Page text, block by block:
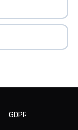
GDPR